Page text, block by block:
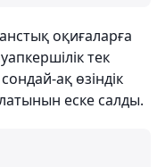
оқиғаларға
тек
ақ өзіндік
еске салды.